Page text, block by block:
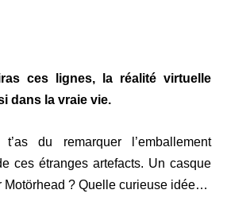
ces lignes, la réalité virtuelle
dans la vraie vie.
du remarquer l’emballement
ces étranges artefacts. Un casque
Motörhead ? Quelle curieuse idée…